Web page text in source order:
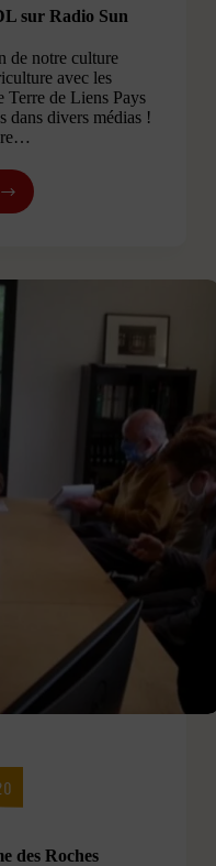
sur Radio Sun
de notre culture
avec les
Terre de Liens Pays
dans divers médias !
des Roches